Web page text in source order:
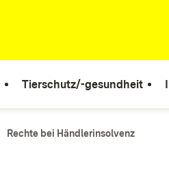
Tierschutz/-gesundheit
Rechte bei Händlerinsolvenz